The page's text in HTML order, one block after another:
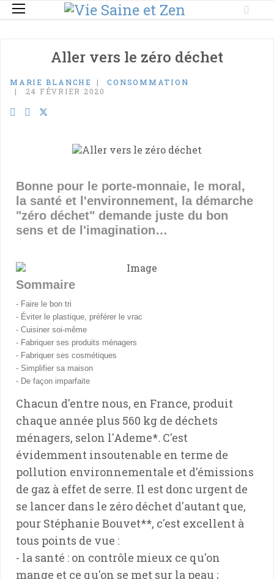
Aller vers le zéro déchet
MARIE BLANCHE
CONSOMMATION
24 FÉVRIER 2020
Bonne pour le porte-monnaie, le moral,
la santé et l'environnement, la démarche
"zéro déchet" demande juste du bon
sens et de l'imagination…
Sommaire
- Faire le bon tri
- Éviter le plastique, préférer le vrac
- Cuisiner soi-même
- Fabriquer ses produits ménagers
- Fabriquer ses cosmétiques
- Simplifier sa maison
- De façon imparfaite
Chacun d'entre nous, en France, produit
chaque année plus 560 kg de déchets
ménagers, selon l'Ademe*. C'est
évidemment insoutenable en terme de
pollution environnementale et d'émissions
de gaz à effet de serre. Il est donc urgent de
se lancer dans le zéro déchet d'autant que,
pour Stéphanie Bouvet**, c'est excellent à
tous points de vue :
- la santé : on contrôle mieux ce qu'on
mange et ce qu'on se met sur la peau ;